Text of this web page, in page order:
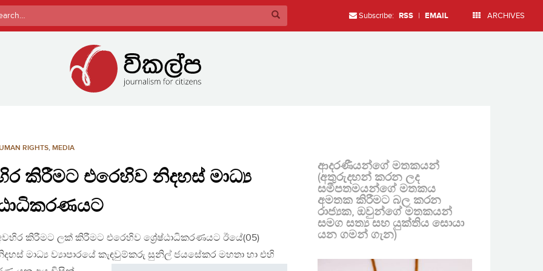
Subscribe: RSS | EMAIL ARCHIVES
RIGHTS, MEDIA
කිරීමට එරෙහිව නිදහස් මාධ්‍ය
කිරීමට ලක් කිරීමට එරෙහිව ශ්‍රේෂ්ඨාධිකරණයට ඊයේ(05)
මාධ්‍ය ව්‍යාපාරයේ කැඳවුම්කරු සුනිල් ජයසේකර මහතා හා එහි
ආදරණීයන්ගේ මතකයන්
(අතුරුදහන් කරන ලද
සමීපතමයන්ගේ මතකය
අමතක කිරීමට බල කරන
රාජ්‍යක, ඔවුන්ගේ මතකයන්
සමග සත්‍ය සහ යුක්තිය සොයා
යන ගමන් ගැන)